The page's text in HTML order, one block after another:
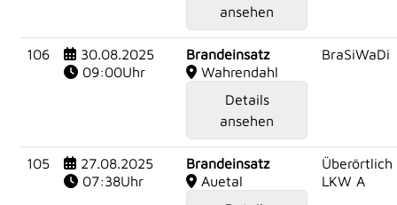
ansehen
106
30.08.2025
09:00Uhr
Brandeinsatz
Wahrendahl
Details
ansehen
BraSiWaDi
105
27.08.2025
07:38Uhr
Brandeinsatz
Auetal
Überörtlich
LKW A